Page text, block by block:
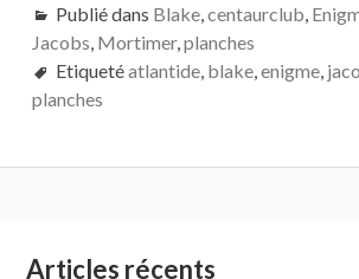
e
b
o
k
itt
er
ta
g
Publié dans Blake, centaurclub
Jacobs Mortimer, planches
Etiquetéatlantide, blake, enigme,
planches
Articles récents